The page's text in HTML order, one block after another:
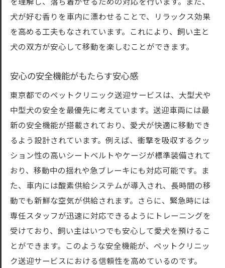
を理解し、落ち着かせるための対応を行います。また、
犬が好む香りを車内に漂わせることで、リラックス効果
を高める工夫もなされています。これにより、飼い主と
犬の双方が安心して移動を楽しむことができます。
安心の安全機能がもたらす安心感
東京都でのペットクリニック送迎サービスは、大型犬や
中型犬の安全を最優先に考えています。送迎車両には最
新の安全機能が搭載されており、愛犬が快適に移動でき
るよう設計されています。例えば、衝撃を吸収するクッ
ション性の高いシートベルトやケージが標準装備されて
おり、移動中の揺れや急ブレーキにも対応可能です。ま
た、車内には酸素供給システムが導入され、長時間の移
動でも新鮮な空気が供給されます。さらに、緊急時には
専任スタッフが迅速に対応できるようにトレーニングを
受けており、飼い主はいつでも安心して愛犬を預けるこ
とができます。このような安全機能が、ペットクリニッ
ク送迎サービスにおける信頼性を高めているのです。